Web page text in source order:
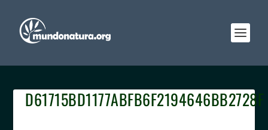
D61715BD1177ABFB6F2194646BB2728F